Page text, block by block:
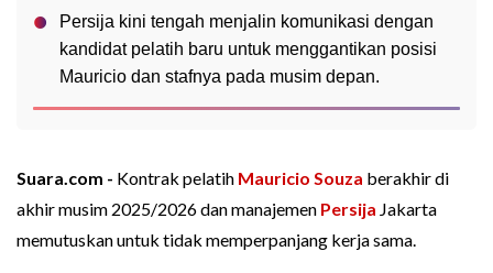
Persija kini tengah menjalin komunikasi dengan
kandidat pelatih baru untuk menggantikan posisi
Mauricio dan stafnya pada musim depan.
Suara.com - Kontrak pelatih Mauricio Souza berakhir di
akhir musim 2025/2026 dan manajemen Persija Jakarta
memutuskan untuk tidak memperpanjang kerja sama.